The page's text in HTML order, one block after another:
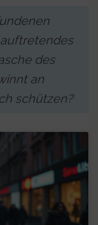
des
an
schützen?